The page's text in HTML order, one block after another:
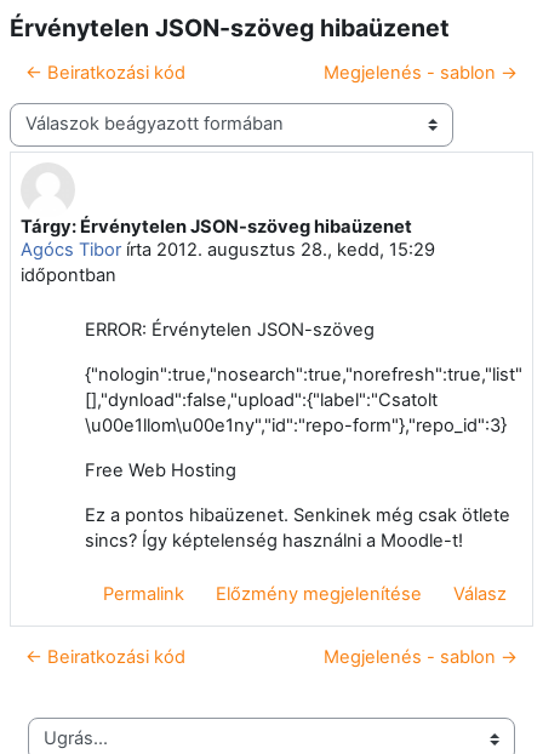
Érvénytelen JSON-szöveg hibaüzenet
← Beiratkozási kód Megjelenés - sablon →
Megjelenítési mód
Tárgy: Érvénytelen JSON-szöveg hibaüzenet
Agócs Tibor írta 2012. augusztus 28., kedd, 15:29
időpontban
Válaszok szám: 0
ERROR: Érvénytelen JSON-szöveg
{"nologin":true,"nosearch":true,"norefresh":true,"list":
[],"dynload":false,"upload":{"label":"Csatolt
\u00e1llom\u00e1ny","id":"repo-form"},"repo_id":3}
Free Web Hosting
Ez a pontos hibaüzenet. Senkinek még csak ötlete
sincs? Így képtelenség használni a Moodle-t!
Permalink Előzmény megjelenítése Válasz
← Beiratkozási kód Megjelenés - sablon →